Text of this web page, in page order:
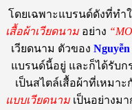
โดยเฉพาะแบรนด์ดังที่ทำ
เสื้อผ้าเวียดนามอย่าง
เวียดนาม ตัวของ
แบรนด์นี้อยู่ และก็ได้รับก
เป็นสไตล์เสื้อผ้าที่เหมา
แบบเวียดนามเป็นอย่างมา